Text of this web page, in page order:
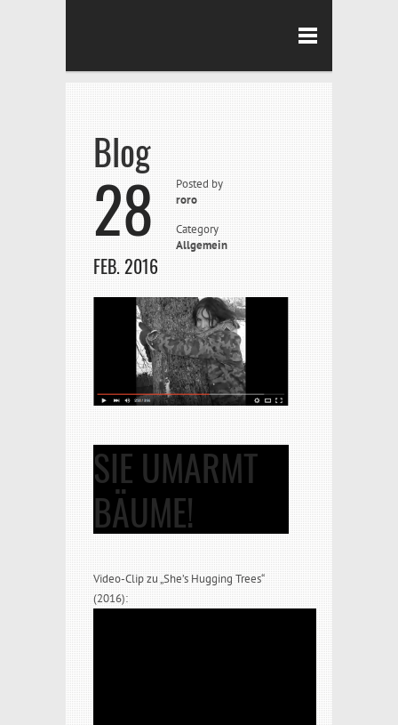
Blog
28
FEB. 2016
Posted by
roro
Category
Allgemein
SIE UMARMT
BÄUME!
Video-Clip zu „She’s Hugging Trees“
(2016):